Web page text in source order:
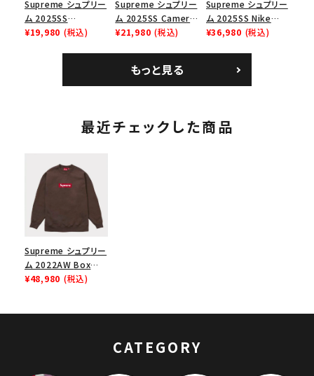
Supreme シュプリー
ム 2025SS
Homerun Tee ホー
¥19,980 (税込)
Supreme シュプリー
ム 2025SS Camera
Bag + Mini Pouch
¥21,980 (税込)
Supreme シュプリー
ム 2025SS Nike
Leather Shoulder
¥36,980 (税込)
もっと見る
最近チェックした商品
Supreme シュプリー
ム 2022AW Box
Logo Crewneck ボ
¥48,980 (税込)
CATEGORY